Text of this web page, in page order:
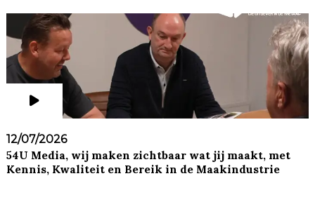
12/07/2026
54U Media, wij maken zichtbaar wat jij maakt, met
Kennis, Kwaliteit en Bereik in de Maakindustrie